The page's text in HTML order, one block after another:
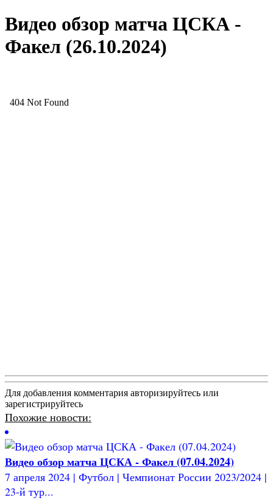
Видео обзор матча ЦСКА -
Факел (26.10.2024)
Для добавления комментария авторизируйтесь или
зарегистрируйтесь
Похожие новости:
Видео обзор матча ЦСКА - Факел (07.04.2024)
7 апреля 2024 | Футбол | Чемпионат России 2023/2024 |
23-й тур...